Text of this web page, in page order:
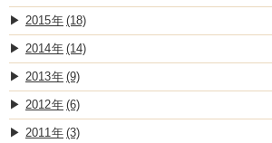
2015 (18)
2014 (14)
2013 (9)
2012 (6)
2011 (3)